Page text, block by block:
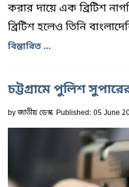
করার দায়ে এক ব্রিটিশ
ব্রিটিশ হলেও তিনি
বিস্তারিত ...
চট্টগ্রামে পুলিশ
byজাতীয় ডেস্ক Published: 05 June